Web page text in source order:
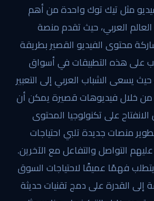
مثل تيك توك واحدة من أهم
العالم العربي، حيث تقدم منصة
محتوى الفيديو القصير بطريقة
على هذه التطبيقات في أسواق
يسعى الشباب العربي إلى التعبير
خلال فيديوهات قصيرة يمكن أن
على تكنولوجيا المحتوى
منصات جديدة تلبي احتياجات
التواصل والتفاعل مع الآخرين.
فهمًا عميقًا لاحتياجات السوق
إلى القدرة على دمج تقنيات حديثة